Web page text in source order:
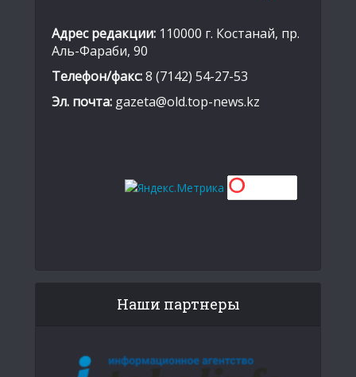
Адрес редакции: 110000 г. Костанай, пр.
Аль-Фараби, 90
Телефон/факс:8 (7142) 54-27-53
Эл. почта: gazeta@old.top-news.kz
Наши партнеры